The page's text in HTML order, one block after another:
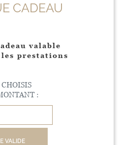
CADEAU
valable
prestations
:
VALIDE